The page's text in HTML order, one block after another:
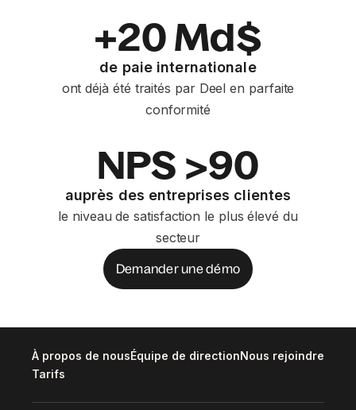
+20 Md$
de paie internationale
ont déjà été traités par Deel en parfaite
conformité
NPS >90
auprès des entreprises clientes
le niveau de satisfaction le plus élevé du
secteur
Demander une démo
À propos de nousÉquipe de directionNous rejoindre
Tarifs